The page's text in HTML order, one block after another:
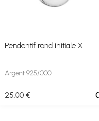
Pendentif rond initiale X
Argent 925/000
25.00 €